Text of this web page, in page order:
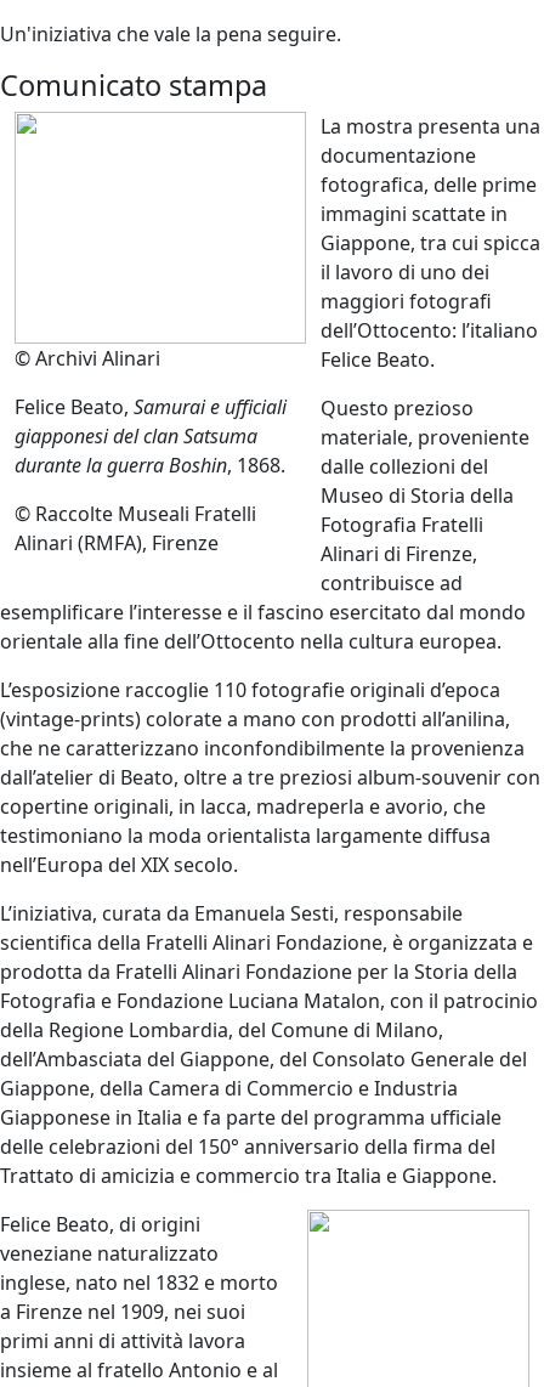
Un'iniziativa che vale la pena seguire.
Comunicato stampa
© Archivi Alinari
Felice Beato, Samurai e ufficiali
giapponesi del clan Satsuma
durante la guerra Boshin, 1868.
© Raccolte Museali Fratelli
Alinari (RMFA), Firenze
La mostra presenta una
documentazione
fotografica, delle prime
immagini scattate in
Giappone, tra cui spicca
il lavoro di uno dei
maggiori fotografi
dell’Ottocento: l’italiano
Felice Beato.
Questo prezioso
materiale, proveniente
dalle collezioni del
Museo di Storia della
Fotografia Fratelli
Alinari di Firenze,
contribuisce ad
esemplificare l’interesse e il fascino esercitato dal mondo
orientale alla fine dell’Ottocento nella cultura europea.
L’esposizione raccoglie 110 fotografie originali d’epoca
(vintage-prints) colorate a mano con prodotti all’anilina,
che ne caratterizzano inconfondibilmente la provenienza
dall’atelier di Beato, oltre a tre preziosi album-souvenir con
copertine originali, in lacca, madreperla e avorio, che
testimoniano la moda orientalista largamente diffusa
nell’Europa del XIX secolo.
L’iniziativa, curata da Emanuela Sesti, responsabile
scientifica della Fratelli Alinari Fondazione, è organizzata e
prodotta da Fratelli Alinari Fondazione per la Storia della
Fotografia e Fondazione Luciana Matalon, con il patrocinio
della Regione Lombardia, del Comune di Milano,
dell’Ambasciata del Giappone, del Consolato Generale del
Giappone, della Camera di Commercio e Industria
Giapponese in Italia e fa parte del programma ufficiale
delle celebrazioni del 150° anniversario della firma del
Trattato di amicizia e commercio tra Italia e Giappone.
Felice Beato, di origini
veneziane naturalizzato
inglese, nato nel 1832 e morto
a Firenze nel 1909, nei suoi
primi anni di attività lavora
insieme al fratello Antonio e al